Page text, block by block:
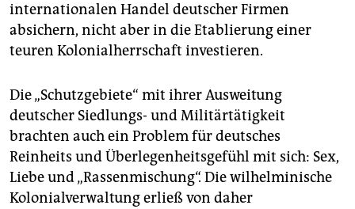
internationalen Handel deutscher Firmen
absichern, nicht aber in die Etablierung einer
teuren Kolonialherrschaft investieren.
Die „Schutzgebiete“ mit ihrer Ausweitung
deutscher Siedlungs- und Militärtätigkeit
brachten auch ein Problem für deutsches
Reinheits und Überlegenheitsgefühl mit sich: Sex,
Liebe und „Rassenmischung“. Die wilhelminische
Kolonialverwaltung erließ von daher